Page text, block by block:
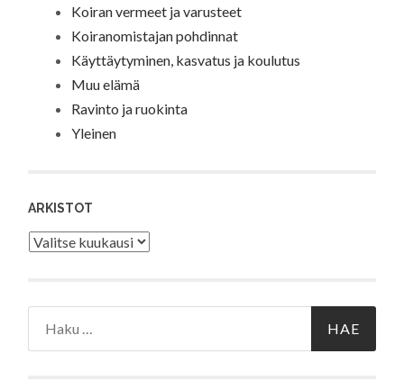
Koiran vermeet ja varusteet
Koiranomistajan pohdinnat
Käyttäytyminen, kasvatus ja koulutus
Muu elämä
Ravinto ja ruokinta
Yleinen
ARKISTOT
Arkistot